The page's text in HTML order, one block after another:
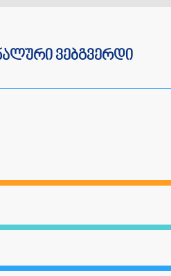
ვებგვერდი